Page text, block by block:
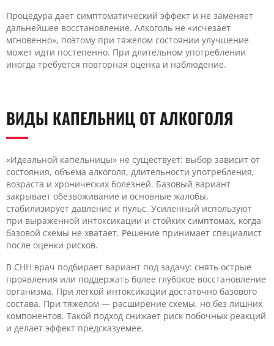
Процедура дает симптоматический эффект и не заменяет
дальнейшее восстановление. Алкоголь не «исчезает
мгновенно», поэтому при тяжелом состоянии улучшение
может идти постепенно. При длительном употреблении
иногда требуется повторная оценка и наблюдение.
ВИДЫ КАПЕЛЬНИЦ ОТ АЛКОГОЛЯ
«Идеальной капельницы» не существует: выбор зависит от
состояния, объема алкоголя, длительности употребления,
возраста и хронических болезней. Базовый вариант
закрывает обезвоживание и основные жалобы,
стабилизирует давление и пульс. Усиленный используют
при выраженной интоксикации и стойких симптомах, когда
базовой схемы не хватает. Решение принимает специалист
после оценки рисков.
В CHH врач подбирает вариант под задачу: снять острые
проявления или поддержать более глубокое восстановление
организма. При легкой интоксикации достаточно базового
состава. При тяжелом — расширение схемы, но без лишних
компонентов. Такой подход снижает риск побочных реакций
и делает эффект предсказуемее.